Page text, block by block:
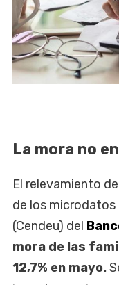
La mora no
El relevamiento
de los microdatos
(Cendeu) del
mora de las
12,7% en mayo.